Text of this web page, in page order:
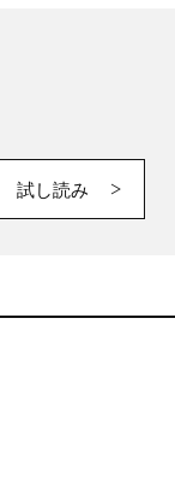
試し読み